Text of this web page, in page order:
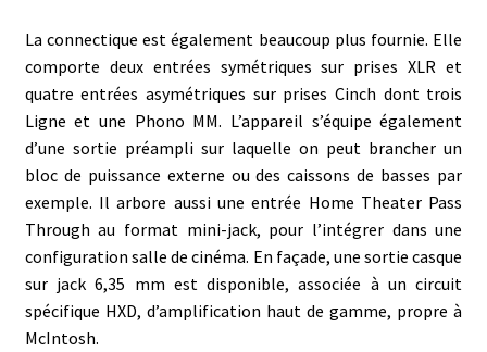
La connectique est également beaucoup plus fournie. Elle
comporte deux entrées symétriques sur prises XLR et
quatre entrées asymétriques sur prises Cinch dont trois
Ligne et une Phono MM. L’appareil s’équipe également
d’une sortie préampli sur laquelle on peut brancher un
bloc de puissance externe ou des caissons de basses par
exemple. Il arbore aussi une entrée Home Theater Pass
Through au format mini-jack, pour l’intégrer dans une
configuration salle de cinéma. En façade, une sortie casque
sur jack 6,35 mm est disponible, associée à un circuit
spécifique HXD, d’amplification haut de gamme, propre à
McIntosh.